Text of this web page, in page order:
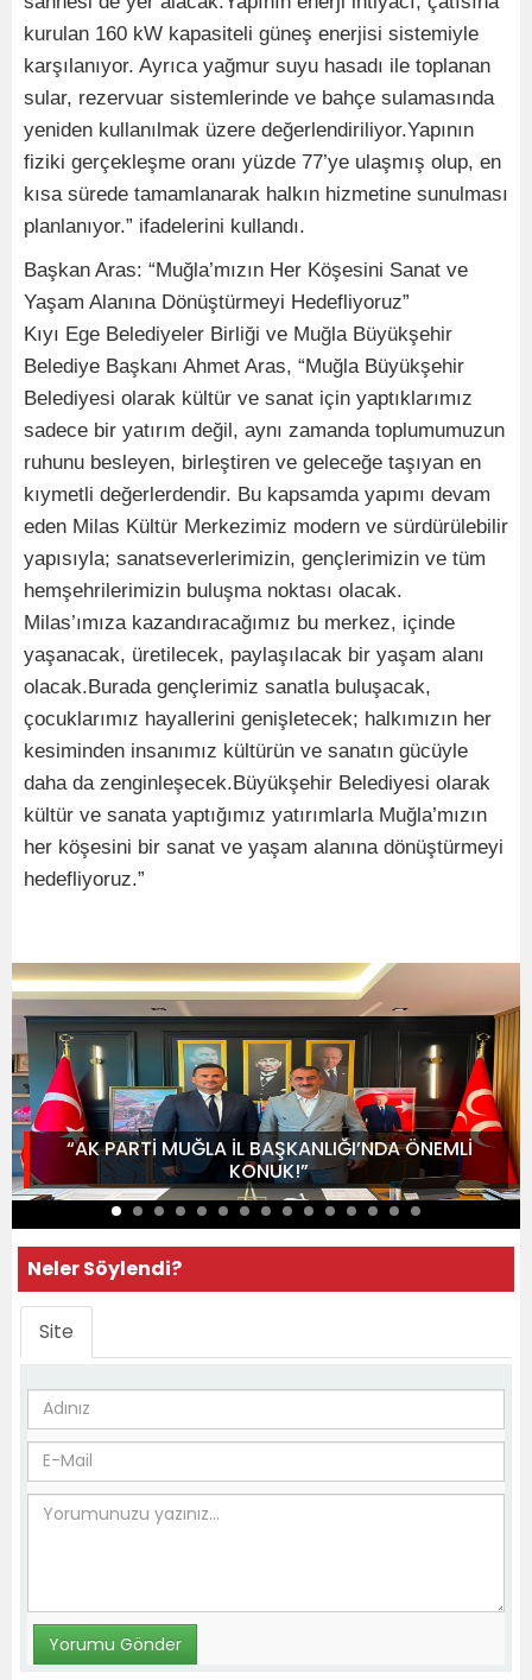
kurulan 160 kW kapasiteli güneş enerjisi sistemiyle
karşılanıyor. Ayrıca yağmur suyu hasadı ile toplanan
sular, rezervuar sistemlerinde ve bahçe sulamasında
yeniden kullanılmak üzere değerlendiriliyor.Yapının
fiziki gerçekleşme oranı yüzde 77’ye ulaşmış olup, en
kısa sürede tamamlanarak halkın hizmetine sunulması
planlanıyor.” ifadelerini kullandı.
Başkan Aras: “Muğla’mızın Her Köşesini Sanat ve
Yaşam Alanına Dönüştürmeyi Hedefliyoruz”
Kıyı Ege Belediyeler Birliği ve Muğla Büyükşehir
Belediye Başkanı Ahmet Aras, “Muğla Büyükşehir
Belediyesi olarak kültür ve sanat için yaptıklarımız
sadece bir yatırım değil, aynı zamanda toplumumuzun
ruhunu besleyen, birleştiren ve geleceğe taşıyan en
kıymetli değerlerdendir. Bu kapsamda yapımı devam
eden Milas Kültür Merkezimiz modern ve sürdürülebilir
yapısıyla; sanatseverlerimizin, gençlerimizin ve tüm
hemşehrilerimizin buluşma noktası olacak.
Milas’ımıza kazandıracağımız bu merkez, içinde
yaşanacak, üretilecek, paylaşılacak bir yaşam alanı
olacak.Burada gençlerimiz sanatla buluşacak,
çocuklarımız hayallerini genişletecek; halkımızın her
kesiminden insanımız kültürün ve sanatın gücüyle
daha da zenginleşecek.Büyükşehir Belediyesi olarak
kültür ve sanata yaptığımız yatırımlarla Muğla’mızın
her köşesini bir sanat ve yaşam alanına dönüştürmeyi
hedefliyoruz.”
“AK PARTİ MUĞLA İL BAŞKANLIĞI’NDA ÖNEMLİ
KONUK!”
Neler Söylendi?
Site